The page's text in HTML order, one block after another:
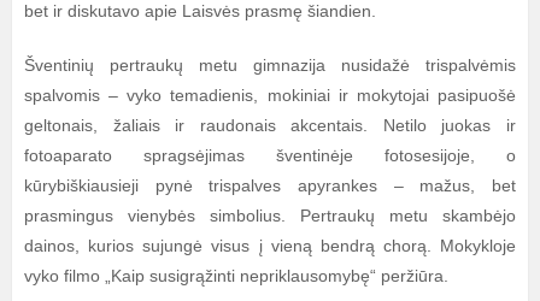
bet ir diskutavo apie Laisvės prasmę šiandien.
Šventinių pertraukų metu gimnazija nusidažė trispalvėmis
spalvomis – vyko temadienis, mokiniai ir mokytojai pasipuošė
geltonais, žaliais ir raudonais akcentais. Netilo juokas ir
fotoaparato spragsėjimas šventinėje fotosesijoje, o
kūrybiškiausieji pynė trispalves apyrankes – mažus, bet
prasmingus vienybės simbolius. Pertraukų metu skambėjo
dainos, kurios sujungė visus į vieną bendrą chorą. Mokykloje
vyko filmo „Kaip susigrąžinti nepriklausomybę“ peržiūra.